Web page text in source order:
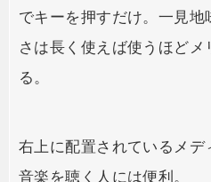
でキーを押すだけ。一見
さは長く使えば使うほどメ
る。
右上に配置されているメ
音楽を聴く人には便利。